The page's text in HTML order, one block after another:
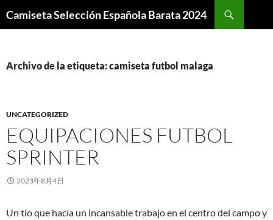
Camiseta Selección Española Barata 2024
Archivo de la etiqueta: camiseta futbol malaga
UNCATEGORIZED
EQUIPACIONES FUTBOL
SPRINTER
2023年8月4日
Un tío que hacía un incansable trabajo en el centro del campo y